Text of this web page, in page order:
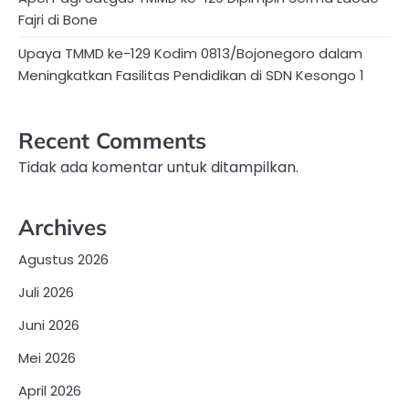
Fajri di Bone
Upaya TMMD ke-129 Kodim 0813/Bojonegoro dalam
Meningkatkan Fasilitas Pendidikan di SDN Kesongo 1
Recent Comments
Tidak ada komentar untuk ditampilkan.
Archives
Agustus 2026
Juli 2026
Juni 2026
Mei 2026
April 2026